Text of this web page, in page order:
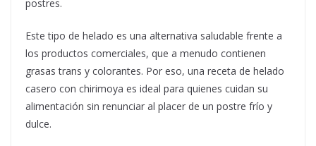
postres.
Este tipo de helado es una alternativa saludable frente a
los productos comerciales, que a menudo contienen
grasas trans y colorantes. Por eso, una receta de helado
casero con chirimoya es ideal para quienes cuidan su
alimentación sin renunciar al placer de un postre frío y
dulce.